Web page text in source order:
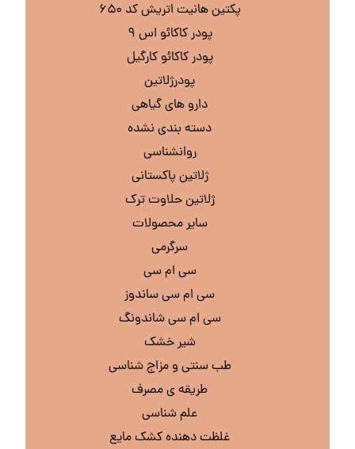
پکتین هانیت اتریش کد ۶۵۰
پودر کاکائو اس ۹
پودر کاکائو کارگیل
پودرژلاتین
دارو های گیاهی
دسته بندی نشده
روانشناسی
ژلاتین پاکستانی
ژلاتین حلاوت ترک
سایر محصولات
سرگرمی
سی ام سی
سی ام سی ساندوز
سی ام سی شاندونگ
شیر خشک
طب سنتی و مزاج شناسی
طریقه ی مصرف
علم شناسی
غلظت دهنده کشک مایع